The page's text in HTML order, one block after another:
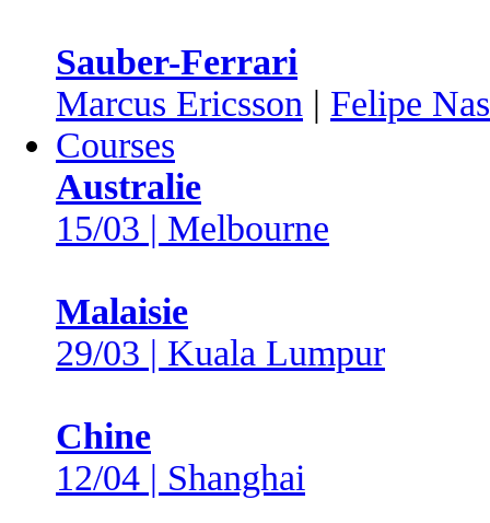
Sauber-Ferrari
Marcus Ericsson | Felipe
Courses
Australie
15/03 | Melbourne
Malaisie
29/03 | Kuala Lumpur
Chine
12/04 | Shanghai